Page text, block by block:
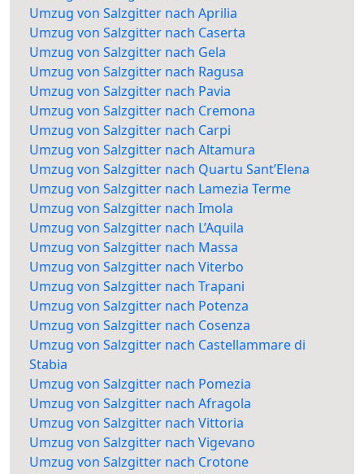
Umzug von Salzgitter nach Aprilia
Umzug von Salzgitter nach Caserta
Umzug von Salzgitter nach Gela
Umzug von Salzgitter nach Ragusa
Umzug von Salzgitter nach Pavia
Umzug von Salzgitter nach Cremona
Umzug von Salzgitter nach Carpi
Umzug von Salzgitter nach Altamura
Umzug von Salzgitter nach Quartu Sant’Elena
Umzug von Salzgitter nach Lamezia Terme
Umzug von Salzgitter nach Imola
Umzug von Salzgitter nach L’Aquila
Umzug von Salzgitter nach Massa
Umzug von Salzgitter nach Viterbo
Umzug von Salzgitter nach Trapani
Umzug von Salzgitter nach Potenza
Umzug von Salzgitter nach Cosenza
Umzug von Salzgitter nach Castellammare di
Stabia
Umzug von Salzgitter nach Pomezia
Umzug von Salzgitter nach Afragola
Umzug von Salzgitter nach Vittoria
Umzug von Salzgitter nach Vigevano
Umzug von Salzgitter nach Crotone